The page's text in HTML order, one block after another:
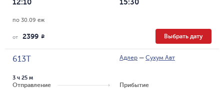
12:10 15:30
по 30.09 еж
от 2399 R Выбрать дату
613Т Адлер — Сухум Авт
Отправление
3 ч 25 м
Прибытие